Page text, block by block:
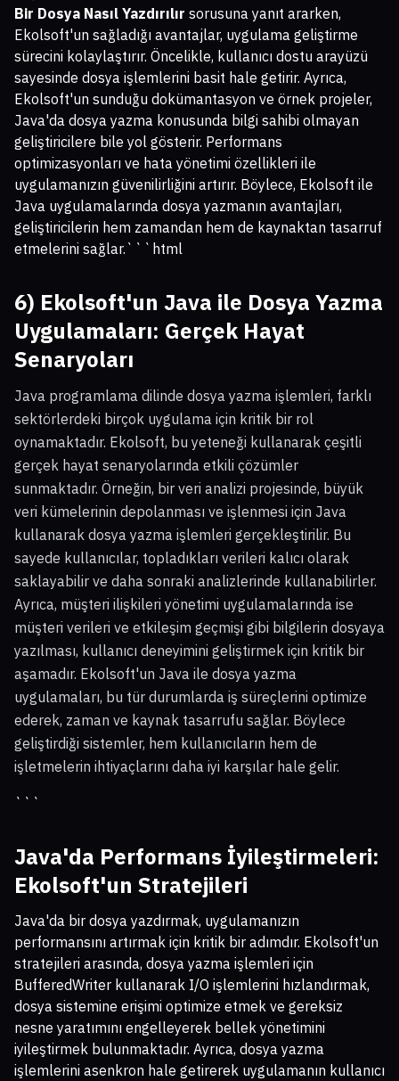
Bir Dosya Nasıl Yazdırılır sorusuna yanıt ararken,
Ekolsoft'un sağladığı avantajlar, uygulama geliştirme
sürecini kolaylaştırır. Öncelikle, kullanıcı dostu arayüzü
sayesinde dosya işlemlerini basit hale getirir. Ayrıca,
Ekolsoft'un sunduğu dokümantasyon ve örnek projeler,
Java'da dosya yazma konusunda bilgi sahibi olmayan
geliştiricilere bile yol gösterir. Performans
optimizasyonları ve hata yönetimi özellikleri ile
uygulamanızın güvenilirliğini artırır. Böylece, Ekolsoft ile
Java uygulamalarında dosya yazmanın avantajları,
geliştiricilerin hem zamandan hem de kaynaktan tasarruf
etmelerini sağlar.```html
6) Ekolsoft'un Java ile Dosya Yazma
Uygulamaları: Gerçek Hayat
Senaryoları
Java programlama dilinde dosya yazma işlemleri, farklı
sektörlerdeki birçok uygulama için kritik bir rol
oynamaktadır. Ekolsoft, bu yeteneği kullanarak çeşitli
gerçek hayat senaryolarında etkili çözümler
sunmaktadır. Örneğin, bir veri analizi projesinde, büyük
veri kümelerinin depolanması ve işlenmesi için Java
kullanarak dosya yazma işlemleri gerçekleştirilir. Bu
sayede kullanıcılar, topladıkları verileri kalıcı olarak
saklayabilir ve daha sonraki analizlerinde kullanabilirler.
Ayrıca, müşteri ilişkileri yönetimi uygulamalarında ise
müşteri verileri ve etkileşim geçmişi gibi bilgilerin dosyaya
yazılması, kullanıcı deneyimini geliştirmek için kritik bir
aşamadır. Ekolsoft'un Java ile dosya yazma
uygulamaları, bu tür durumlarda iş süreçlerini optimize
ederek, zaman ve kaynak tasarrufu sağlar. Böylece
geliştirdiği sistemler, hem kullanıcıların hem de
işletmelerin ihtiyaçlarını daha iyi karşılar hale gelir.
```
Java'da Performans İyileştirmeleri:
Ekolsoft'un Stratejileri
Java'da bir dosya yazdırmak, uygulamanızın
performansını artırmak için kritik bir adımdır. Ekolsoft'un
stratejileri arasında, dosya yazma işlemleri için
BufferedWriter kullanarak I/O işlemlerini hızlandırmak,
dosya sistemine erişimi optimize etmek ve gereksiz
nesne yaratımını engelleyerek bellek yönetimini
iyileştirmek bulunmaktadır. Ayrıca, dosya yazma
işlemlerini asenkron hale getirerek uygulamanın kullanıcı